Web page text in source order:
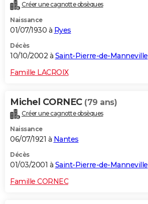
Créer une cagnotte obsèques
Naissance
01/07/1930 à Ryes
Décès
10/10/2002 à Saint-Pierre-de-Manneville
Famille LACROIX
Michel CORNEC (79 ans)
Créer une cagnotte obsèques
Naissance
06/07/1921 à Nantes
Décès
01/03/2001 à Saint-Pierre-de-Manneville
Famille CORNEC